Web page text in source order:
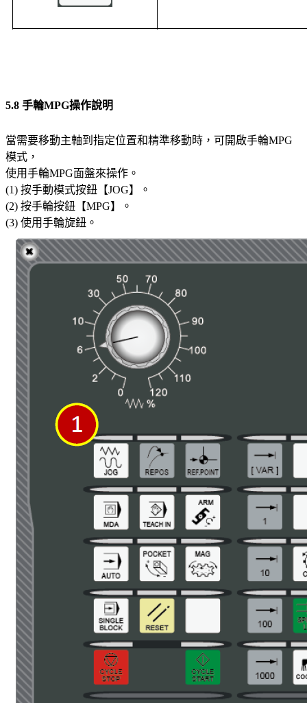
5.8 手輪MPG操作說明
當需要移動主軸到指定位置和精準移動時，可開啟手輪MPG
模式，
使用手輪MPG面盤來操作。
(1) 按手動模式按鈕【JOG】。
(2) 按手輪按鈕【MPG】。
(3) 使用手輪旋鈕。